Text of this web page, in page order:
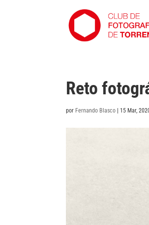
Reto
por Fernando Blasco 15 Mar,